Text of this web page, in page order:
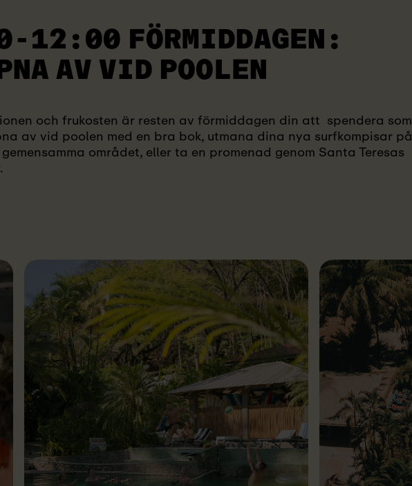
12:00 FÖRMIDDAGEN:
AV VID POOLEN
och frukosten är resten av förmiddagen din att spendera som
av vid poolen med en bra bok, utmana dina nya surfkompisar på
området, eller ta en promenad genom Santa Teresas